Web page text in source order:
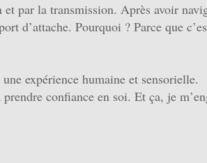
par la transmission. Après avoir
d’attache. Pourquoi ? Parce que
expérience humaine et sensorielle.
confiance en soi. Et ça, je